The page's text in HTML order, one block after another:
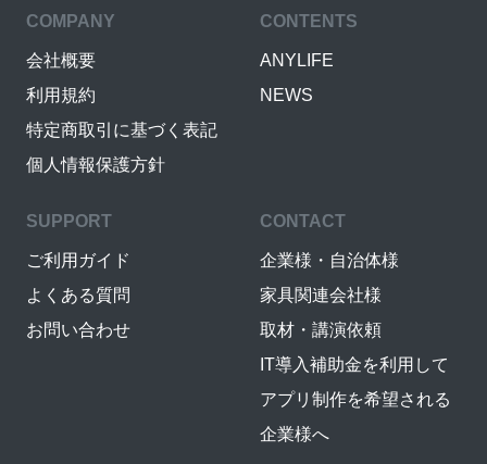
COMPANY
会社概要
利用規約
特定商取引に基づく表記
個人情報保護方針
CONTENTS
ANYLIFE
NEWS
SUPPORT
ご利用ガイド
よくある質問
お問い合わせ
CONTACT
企業様・自治体様
家具関連会社様
取材・講演依頼
IT導入補助金を利用して
アプリ制作を希望される
企業様へ